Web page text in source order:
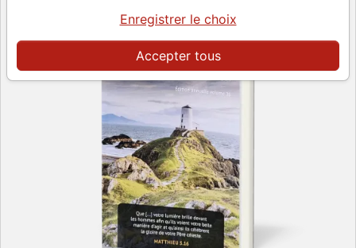
Accepter tous
Enregistrer le choix